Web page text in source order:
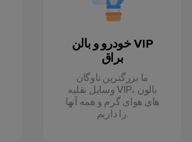
خودرو و بالن VIP
براق
ما بزرگترین ناوگان
وسایل نقلیه VIP، بالون
های هوای گرم و همه آنها
را داریم.